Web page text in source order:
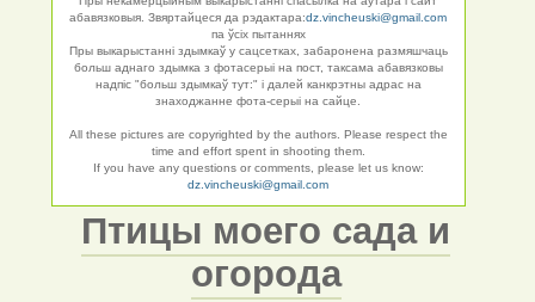
абавязковыя. Звяртайцеся да рэдактара:dz.vincheuski@gmail.com
па ўсіх пытаннях
Пры выкарыстанні здымкаў у сацсетках, забаронена размяшчаць
больш аднаго здымка з фотасерыі на пост, таксама абавязковы
надпіс "больш здымкаў тут:" і далей канкрэтны адрас на
знаходжанне фота-серыі на сайце.
All these pictures are copyrighted by the authors. Please respect the
time and effort spent in shooting them.
If you have any questions or comments, please let us know:
dz.vincheuski@gmail.com
Птицы моего сада и
огорода